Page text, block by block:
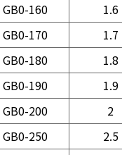
GB0-160 1.6
GB0-170 1.7
GB0-180 1.8
GB0-190 1.9
GB0-200 2
GB0-250 2.5